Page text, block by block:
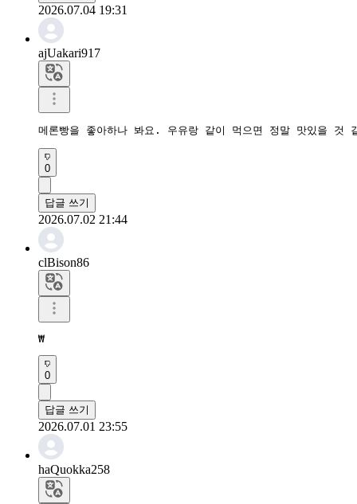
2026.07.04 19:31
ajUakari917
메론빵을 좋아하나 봐요. 우유랑 같이 먹으면 정말 맛있을 것
0
답글 쓰기
2026.07.02 21:44
clBison86
₩
0
답글 쓰기
2026.07.01 23:55
haQuokka258